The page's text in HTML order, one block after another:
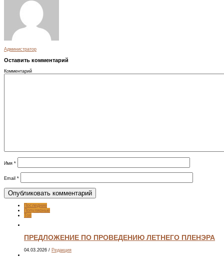
Администратор
Оставить комментарий
Комментарий
Имя *
Email *
Последние
Популярные
Топ
ПРЕДЛОЖЕНИЕ ПО ПРОВЕДЕНИЮ ЛЕТНЕГО ПЛЕНЭРА
04.03.2026 / Редакция